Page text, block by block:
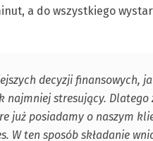
a do wszystkiego
decyzji finansowych,
najmniej stresujący.
już posiadamy o naszym
W ten sposób składanie